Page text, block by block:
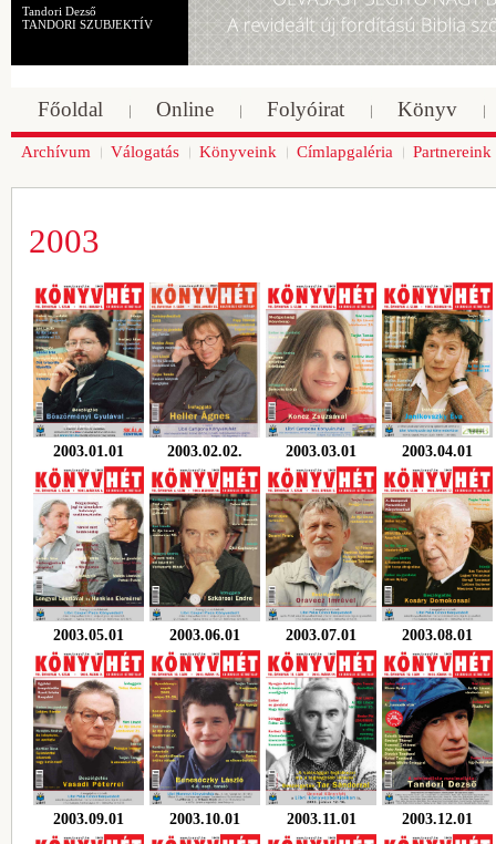
Tandori Dezső
TANDORI SZUBJEKTÍV
Főoldal Online Folyóirat Könyv
Archívum Válogatás Könyveink Címlapgaléria Partnereink
2003
2003.01.01 2003.02.02. 2003.03.01 2003.04.01
2003.05.01 2003.06.01 2003.07.01 2003.08.01
2003.09.01 2003.10.01 2003.11.01 2003.12.01